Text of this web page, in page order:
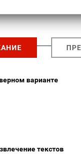
варианте
текстов